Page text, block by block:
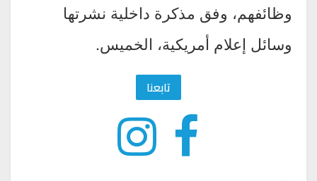
وظائفهم، وفق مذكرة داخلية نشرتها
وسائل إعلام أمريكية، الخميس.
تابعنا